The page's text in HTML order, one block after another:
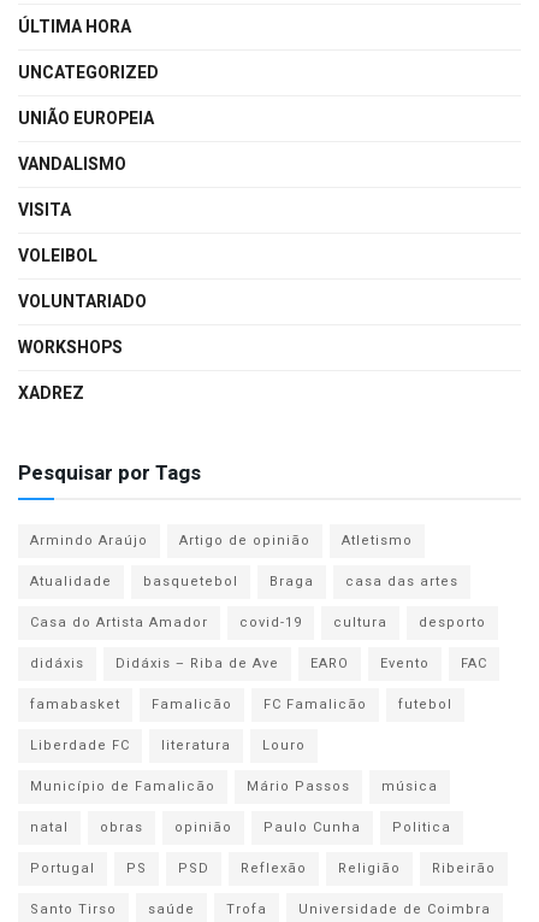
ÚLTIMA HORA
UNCATEGORIZED
UNIÃO EUROPEIA
VANDALISMO
VISITA
VOLEIBOL
VOLUNTARIADO
WORKSHOPS
XADREZ
Pesquisar por Tags
Armindo Araújo Artigo de opinião
Atletismo
Atualidade
basquetebol Braga
casa das artes
Casa do Artista Amador
covid-19 cultura
desporto
didáxis
Didáxis – Riba de Ave EARO Evento
FAC
famabasket
Famalicão FC Famalicão
futebol
Liberdade FC
literatura
Louro
Município de Famalicão
Mário Passos
música
natal
obras opinião Paulo Cunha
Politica
Portugal
PS PSD Reflexão Religião
Ribeirão
Santo Tirso
saúde Trofa
Universidade de Coimbra